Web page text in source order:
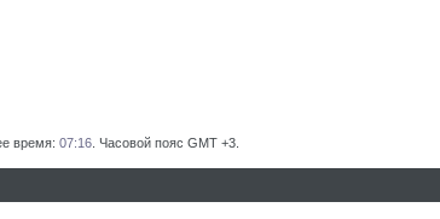
время: 07:16 . Часовой пояс GMT +3.